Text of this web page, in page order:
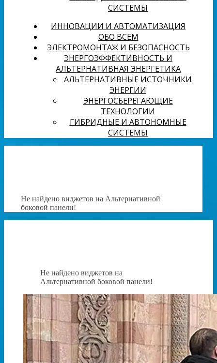
СИСТЕМЫ
ИННОВАЦИИ И АВТОМАТИЗАЦИЯ
ОБО ВСЕМ
ЭЛЕКТРОМОНТАЖ И БЕЗОПАСНОСТЬ
ЭНЕРГОЭФФЕКТИВНОСТЬ И
АЛЬТЕРНАТИВНАЯ ЭНЕРГЕТИКА
АЛЬТЕРНАТИВНЫЕ ИСТОЧНИКИ
ЭНЕРГИИ
ЭНЕРГОСБЕРЕГАЮЩИЕ
ТЕХНОЛОГИИ
ГИБРИДНЫЕ И АВТОНОМНЫЕ
СИСТЕМЫ
Не найдено виджетов на Альтернативной
боковой панели!
Не найдено виджетов на
Альтернативной боковой панели!